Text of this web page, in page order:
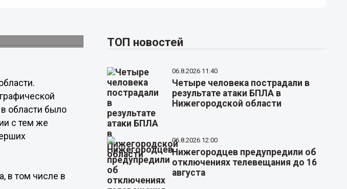
в области было
с тем же
в том числе в
ТОП новостей
06.8.2026 11:40
Четыре человека пострадали в
результате атаки БПЛА в
Нижегородской области
06.8.2026 12:00
Нижегородцев предупредили об
отключениях телевещания до 16
августа